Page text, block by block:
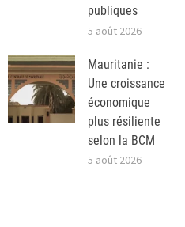
publiques
5 août 2026
Mauritanie :
Une croissance
économique
plus résiliente
selon la BCM
5 août 2026